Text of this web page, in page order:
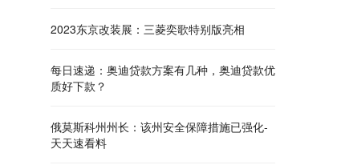
2023东京改装展：三菱奕歌特别版亮相
每日速递：奥迪贷款方案有几种，奥迪贷款优
质好下款？
俄莫斯科州州长：该州安全保障措施已强化-
天天速看料